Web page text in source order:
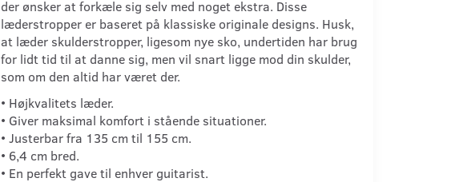
der ønsker at forkæle sig selv med noget ekstra. Disse
læderstropper er baseret på klassiske originale designs. Husk,
at læder skulderstropper, ligesom nye sko, undertiden har brug
for lidt tid til at danne sig, men vil snart ligge mod din skulder,
som om den altid har været der.
• Højkvalitets læder.
• Giver maksimal komfort i stående situationer.
• Justerbar fra 135 cm til 155 cm.
• 6,4 cm bred.
• En perfekt gave til enhver guitarist.